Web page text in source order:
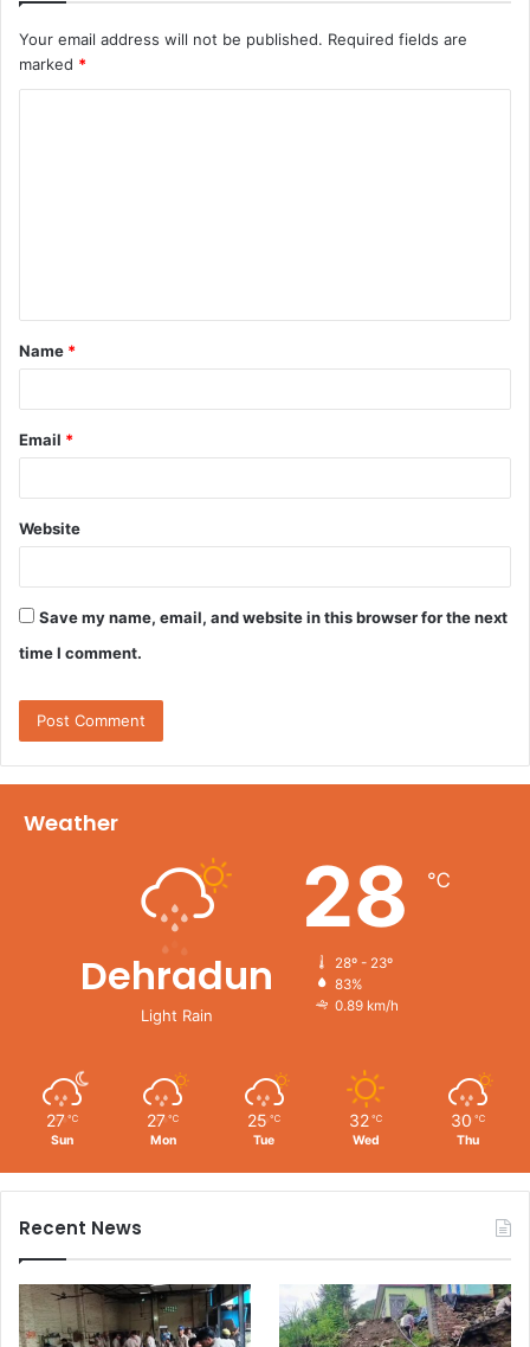
Your email address will not be published. Required fields are
marked *
t
*
Name *
Email *
Website
Save my name, email, and website in this browser for the next
time I comment.
Weather
Dehradun
Light Rain
28 ℃
28º - 23º
83%
0.89 km/h
27 ℃
Sun
27 ℃
Mon
25 ℃
Tue
32 ℃
Wed
30 ℃
Thu
Recent News